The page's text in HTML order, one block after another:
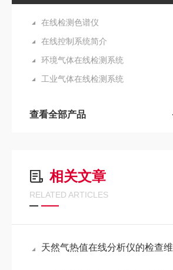
在线检测色谱仪
在线控制系统简介
环境气体在线检测系统
工业气体在线检测系统
查看全部产品
相关文章
RELATED ARTICLES
天然气热值在线分析仪的检查维护周期建议